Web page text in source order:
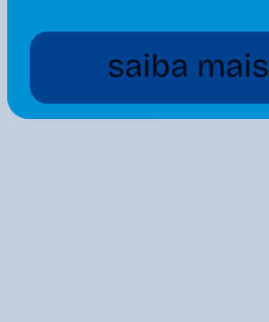
saiba mais